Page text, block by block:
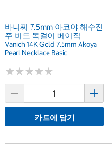
바니찌 7.5mm 아코야 해수진
주 비드 목걸이 베이직
Vanich 14K Gold 7.5mm Akoya
Pearl Necklace Basic
★★★★★
★★★★★
카트에 담기